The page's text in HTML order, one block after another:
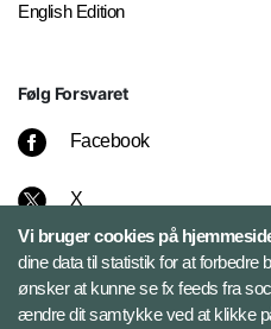
English Edition
Følg Forsvaret
Facebook
X
Instagram
Bluesky
Vi bruger cookies på
dine data til statistik for at forbedre
ønsker at kunne se fx feeds fra
ændre dit samtykke ved at klikke